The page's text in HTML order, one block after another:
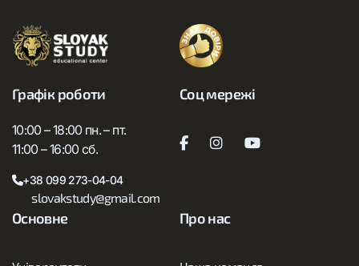
Графік роботи
10:00 – 18:00 пн. – пт.
11:00 – 16:00 сб.
+38 099 273-04-04
slovakstudy@gmail.com
Основне Про нас
Соц мережі